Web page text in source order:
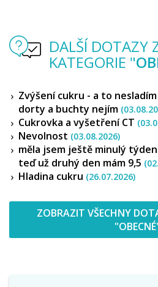
DALŠÍ DOTAZY
KATEGORIE "
Zvýšení cukru - a to
dorty a buchty nejím
Cukrovka a vyšetření CT
Nevolnost (03.08.2026)
měla jsem ještě minulý
teď už druhý den mám 9,5
Hladina cukru (26.07.2026)
ZOBRAZIT VŠECHNY